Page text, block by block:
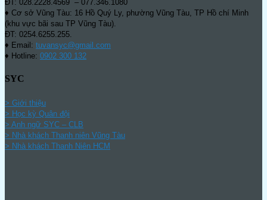
ĐT: 028.2228.4569 – 077.346.1080
♦ Cơ sở Vũng Tàu: 16 Hồ Quý Ly, phường Vũng Tàu, TP Hồ chí Minh
(khu vực bãi sau TP Vũng Tàu).
ĐT: 0254.6255.255.
♦ Email: tuvansyc@gmail.com
♦ Hotline: 0902 300 132
SYC
> Giới thiệu
> Học kỳ Quân đội
> Anh ngữ SYC – CLB
> Nhà khách Thanh niên Vũng Tàu
> Nhà khách Thanh Niên HCM